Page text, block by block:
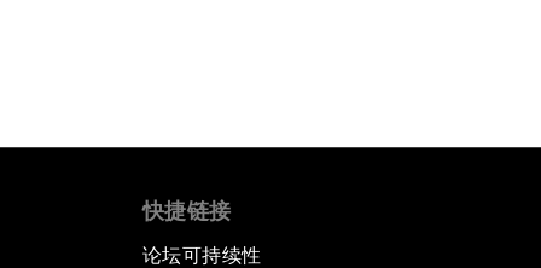
快捷链接
论坛可持续性